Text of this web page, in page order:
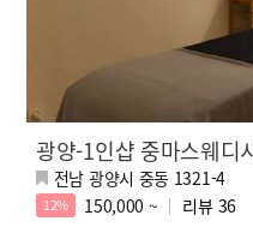
광양-1인샵 중마스웨디
전남 광양시 중동 1321-4
12% 150,000 ~ 리뷰 36